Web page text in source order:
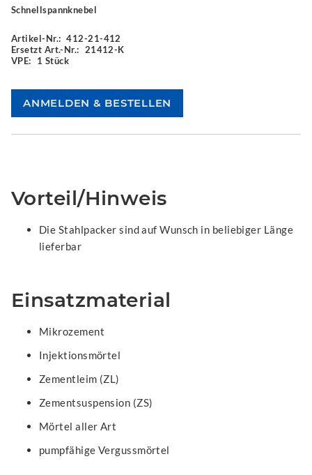
Schnellspannknebel
Artikel-Nr.: 412-21-412
Ersetzt Art.-Nr.: 21412-K
VPE:
1 Stück
Vorteil/Hinweis
Die Stahlpacker sind auf Wunsch in beliebiger Länge
lieferbar
Einsatzmaterial
Mikrozement
Injektionsmörtel
Zementleim (ZL)
Zementsuspension (ZS)
Mörtel aller Art
pumpfähige Vergussmörtel